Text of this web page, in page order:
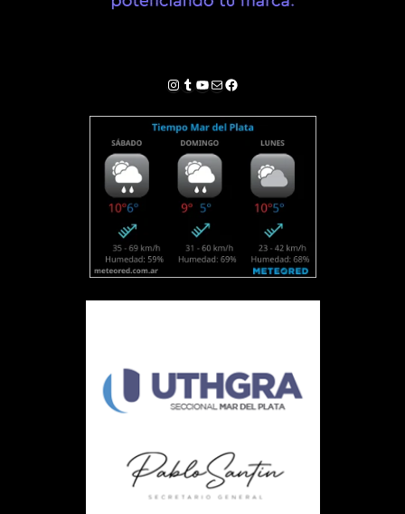
Instagram
Tumblr
YouTube
Correo electrónico
Facebook